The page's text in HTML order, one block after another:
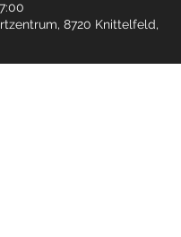
8720 Knittelfeld,